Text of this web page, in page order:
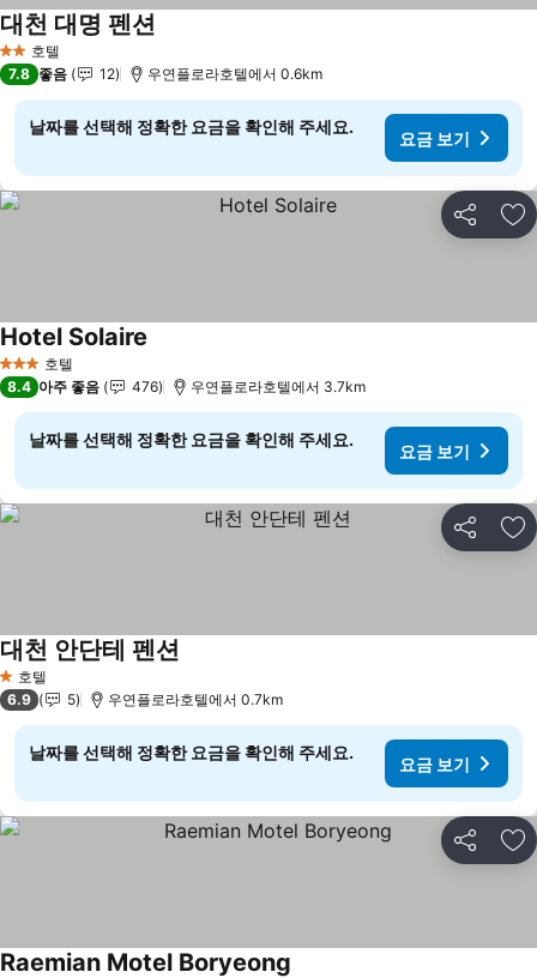
2 성급호텔
대천 대명 펜션
7.8 좋음 12 우연플로라호텔에서 0.6km
날짜를 선택해 정확한 요금을 확인해 주세요.
요금 보기
공유 즐
3 성급 호텔
Hotel Solaire
8.4 아주 좋음 476 우연플로라호텔에서 3.7km
날짜를 선택해 정확한 요금을 확인해 주세요.
요금 보기
공유 즐
1 성급
호텔
대천 안단테 펜션
6.9 5 우연플로라호텔에서 0.7km
날짜를 선택해 정확한 요금을 확인해 주세요.
요금 보기
공유 즐
Raemian Motel Boryeong